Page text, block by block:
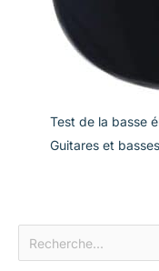
Test de la basse
Guitares et basses